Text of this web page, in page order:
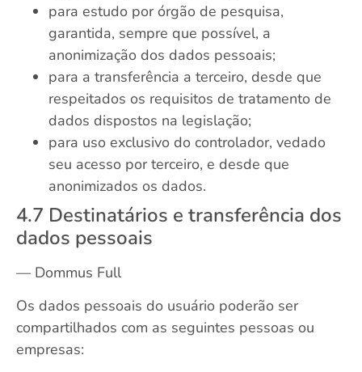
para estudo por órgão de pesquisa,
garantida, sempre que possível, a
anonimização dos dados pessoais;
para a transferência a terceiro, desde que
respeitados os requisitos de tratamento de
dados dispostos na legislação;
para uso exclusivo do controlador, vedado
seu acesso por terceiro, e desde que
anonimizados os dados.
4.7 Destinatários e transferência dos
dados pessoais
— Dommus Full
Os dados pessoais do usuário poderão ser
compartilhados com as seguintes pessoas ou
empresas: